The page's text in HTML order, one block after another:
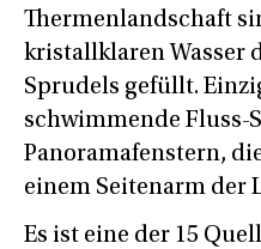
Thermenlandschaft
kristallklaren Wasser
Sprudels gefüllt.
schwimmende Fluss-
Panoramafenstern,
einem Seitenarm der
Es ist eine der 15